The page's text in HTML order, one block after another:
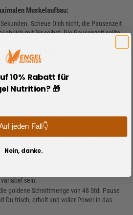
Muskelaufbau:
Scheue Dich nicht, die Pausenzeit
ehrlich mit Dir selbst. Die Pausenzeit sollte
erstickst. Experimentiere mit 15 bis
sauber
mache lieber im nächsten Training
dann baue doch mehr ein!
und Vince Gironda hat es auch für Profis
sein.
goldene Schnittmenge von 48 Std. Pause
Du frisch, erholt und voller Power in das
10% Rabatt für
Nutrition? 🎁
jeden Fall👇
Nein, danke.